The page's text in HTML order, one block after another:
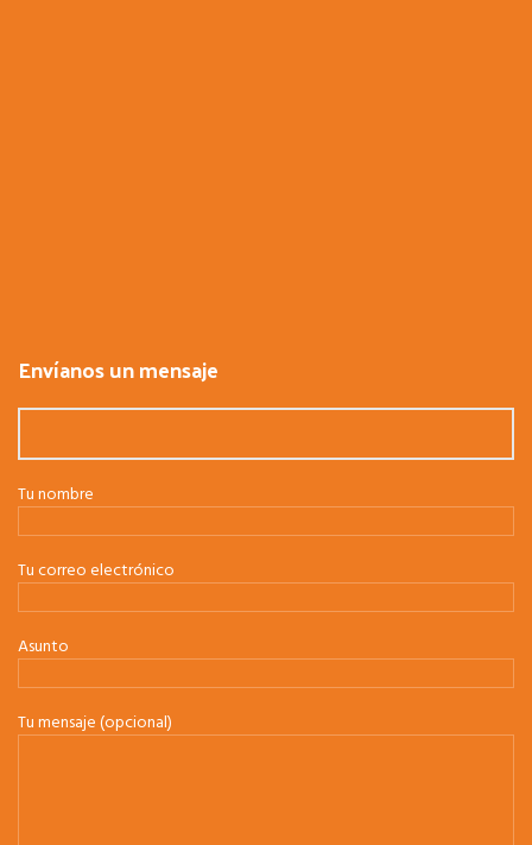
Envíanos un mensaje
Tu nombre
Tu correo electrónico
Asunto
Tu mensaje (opcional)